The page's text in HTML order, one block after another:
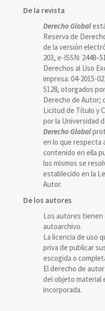
De la revista
Derecho Global
Reserva de
de la versión
203, e-ISSN:
Derechos al Uso
impresa: 04-2015-
5128, otorgados
Derecho de Autor;
Licitud de Título y
por la Universidad
Derecho Global
en lo que respecta
contenido en ella
los mismos se
establecido en la
Autor.
De los autores
Los autores tienen
autoarchivo.
La licencia de uso
priva de publicar
escogida o
El derecho de
del objeto material
incorporada.